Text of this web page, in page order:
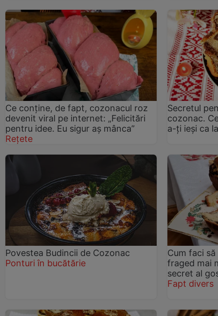
Ce conține, de fapt, cozonacul roz
devenit viral pe internet: „Felicitări
pentru idee. Eu sigur aș mânca”
Rețete
Secretul
cozonac.
a-ți ieși ca
Povestea Budincii de Cozonac
Ponturi în bucătărie
Cum faci
fraged mai
secret al
Fapt divers